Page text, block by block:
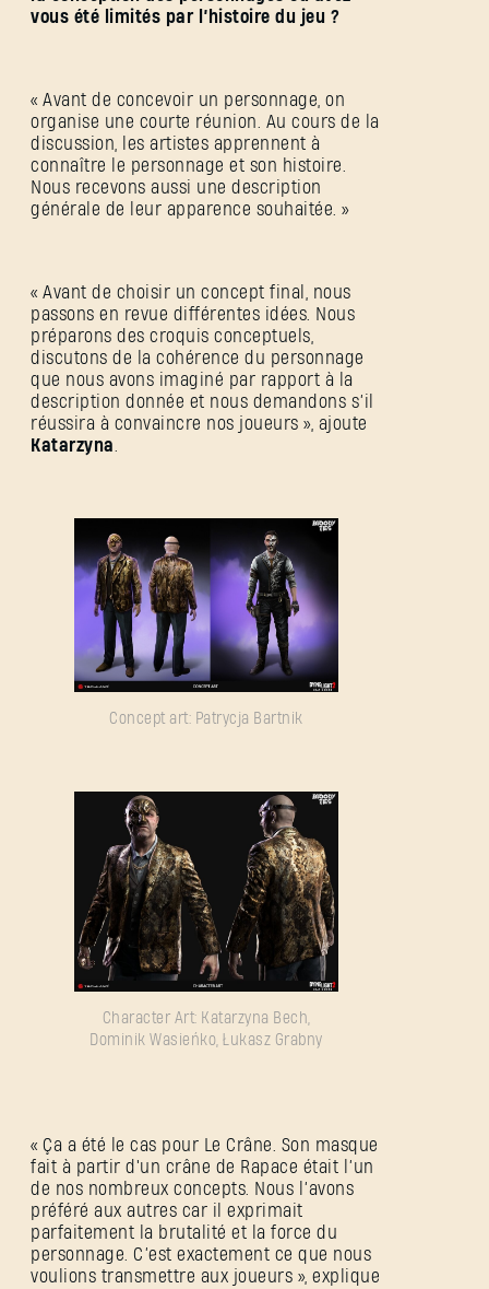
vous été limités par l’histoire du jeu ?
« Avant de concevoir un personnage, on
organise une courte réunion. Au cours de la
discussion, les artistes apprennent à
connaître le personnage et son histoire.
Nous recevons aussi une description
générale de leur apparence souhaitée. »
« Avant de choisir un concept final, nous
passons en revue différentes idées. Nous
préparons des croquis conceptuels,
discutons de la cohérence du personnage
que nous avons imaginé par rapport à la
description donnée et nous demandons s’il
réussira à convaincre nos joueurs », ajoute
Katarzyna
Concept art: Patrycja Bartnik
Character Art: Katarzyna Bech,
Dominik Wasieńko, Łukasz Grabny
« Ça a été le cas pour Le Crâne. Son masque
fait à partir d'un crâne de Rapace était l’un
de nos nombreux concepts. Nous l’avons
préféré aux autres car il exprimait
parfaitement la brutalité et la force du
personnage. C’est exactement ce que nous
voulions transmettre aux joueurs », explique